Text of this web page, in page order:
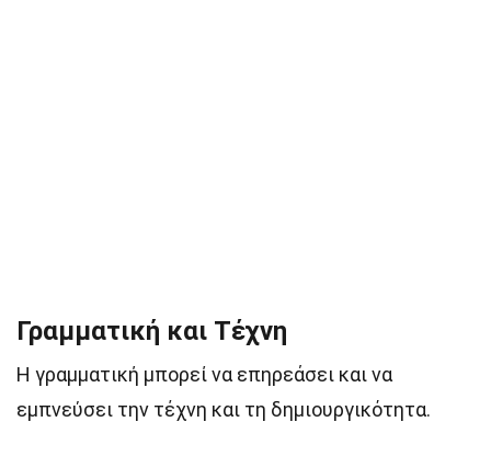
Γραμματική και Τέχνη
Η γραμματική μπορεί να επηρεάσει και να
εμπνεύσει την τέχνη και τη δημιουργικότητα.